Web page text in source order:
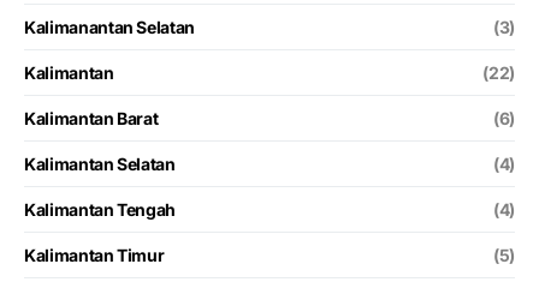
Kalimanantan Selatan (3)
Kalimantan (22)
Kalimantan Barat (6)
Kalimantan Selatan (4)
Kalimantan Tengah (4)
Kalimantan Timur (5)